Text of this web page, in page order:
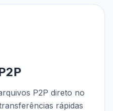
P2P direto no
rápidas